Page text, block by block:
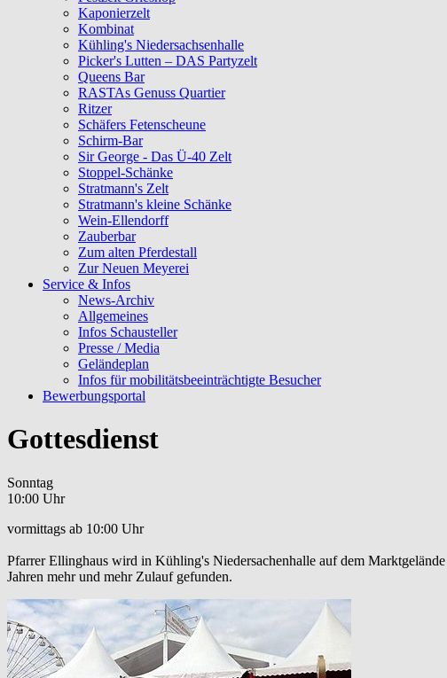
Kaponierzelt
Kombinat
Kühling's Niedersachsenhalle
Picker's Lutten – DAS Partyzelt
Queens Bar
RASTAs Genuss Quartier
Ritzer
Schäfers Fetenscheune
Schirm-Bar
Sir George - Das Ü-40 Zelt
Stoppel-Schänke
Stratmann's Zelt
Stratmann's kleine Schänke
Wein-Ellendorff
Zauberbar
Zum alten Pferdestall
Zur Neuen Meyerei
Service & Infos
News-Archiv
Allgemeines
Infos Schausteller
Presse / Media
Geländeplan
Infos für mobilitätsbeeinträchtigte Besucher
Bewerbungsportal
Gottesdienst
Sonntag
10:00 Uhr
vormittags ab 10:00 Uhr
Pfarrer Ellinghaus wird in Kühling's Niedersachenhalle auf dem
Jahren mehr und mehr Zulauf gefunden.